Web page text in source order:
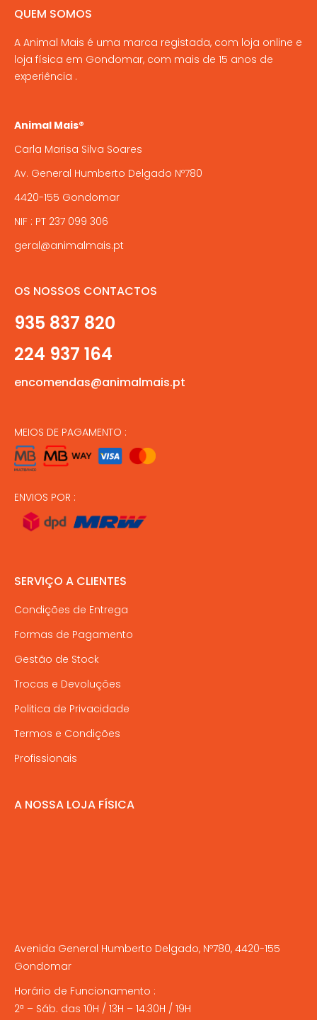
QUEM SOMOS
A Animal Mais é uma marca registada, com loja online e
loja física em Gondomar, com mais de 15 anos de
experiência .
Animal Mais®
Carla Marisa Silva Soares
Av. General Humberto Delgado Nº780
4420-155 Gondomar
NIF : PT 237 099 306
geral@animalmais.pt
OS NOSSOS CONTACTOS
935 837 820
224 937 164
encomendas@animalmais.pt
MEIOS DE PAGAMENTO :
ENVIOS POR :
SERVIÇO A CLIENTES
Condições de Entrega
Formas de Pagamento
Gestão de Stock
Trocas e Devoluções
Politica de Privacidade
Termos e Condições
Profissionais
A NOSSA LOJA FÍSICA
Avenida General Humberto Delgado, Nº780, 4420-155
Gondomar
Horário de Funcionamento :
2ª – Sáb. das 10H / 13H – 14:30H / 19H